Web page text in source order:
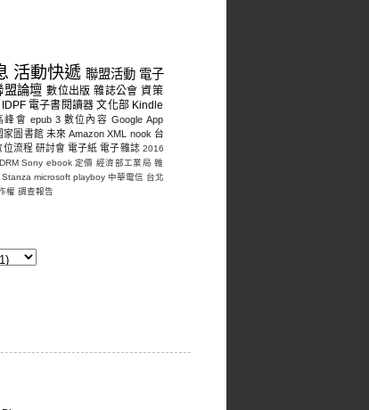
活動快遞 聯盟活動 電子
盟論壇 數位出版 雜誌公會 資策
IDPF 電子書閱讀器 文化部 Kindle
峰會 epub 3 數位內容 Google App
家圖書館 未來 Amazon XML nook 台
位流程 研討會 電子紙 電子雜誌 2016
DRM Sony ebook 定價 經濟部工業局 雜
Stanza microsoft playboy 中華電信 台北
權 調查報告